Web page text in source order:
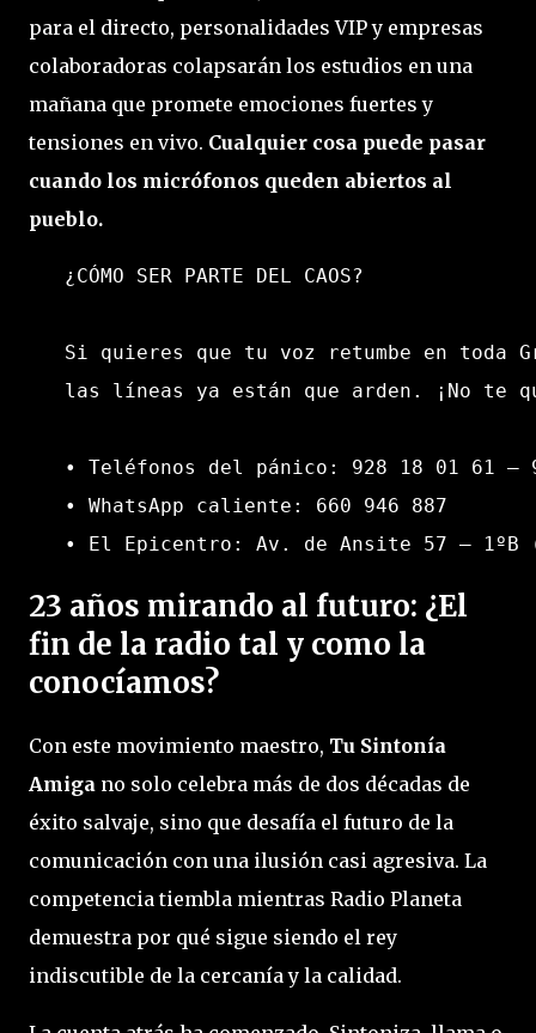
para el directo, personalidades VIP y empresas
colaboradoras colapsarán los estudios en una
mañana que promete emociones fuertes y
tensiones en vivo. Cualquier cosa puede pasar
cuando los micrófonos queden abiertos al
pueblo.
   ¿CÓMO SER PARTE DEL CAOS?
Si quieres que tu voz retumbe en toda
las líneas ya están que arden. ¡No te
• Teléfonos del pánico: 928 18 01 61 –
   • WhatsApp caliente: 660 946 887
23 años mirando al futuro: ¿El
fin de la radio tal y como la
conocíamos?
Con este movimiento maestro, Tu Sintonía
Amiga no solo celebra más de dos décadas de
éxito salvaje, sino que desafía el futuro de la
comunicación con una ilusión casi agresiva. La
competencia tiembla mientras Radio Planeta
demuestra por qué sigue siendo el rey
indiscutible de la cercanía y la calidad.